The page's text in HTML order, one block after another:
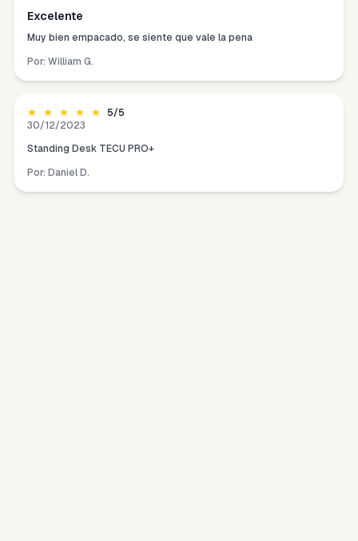
Excelente
Muy bien empacado, se siente que vale la pena
Por: William G.
5/5
30/12/2023
Standing Desk TECU PRO+
Por: Daniel D.